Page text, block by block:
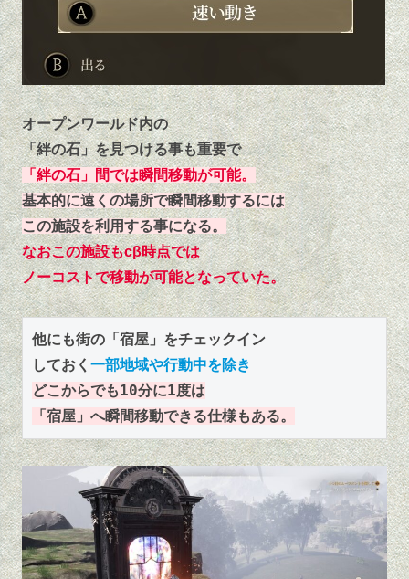
オープンワールド内の
「絆の石」を見つける事も重要で
「絆の石」間では瞬間移動が可能。
基本的に遠くの場所で瞬間移動するには
この施設を利用する事になる。
なおこの施設もcβ時点では
ノーコストで移動が可能となっていた。
他にも街の「宿屋」をチェックイン
しておく 一部地域や行動中を除き
どこからでも10分に1度は
「宿屋」へ瞬間移動できる仕様もある。